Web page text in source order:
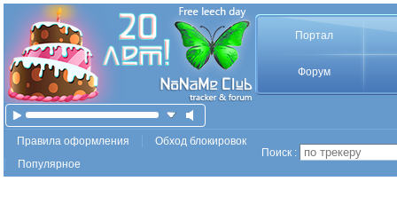
Портал
Форум
Правила оформления
Обход блокировок
Популярное
Поиск :